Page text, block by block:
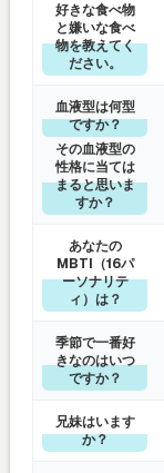
好きな食べ物
と嫌いな食べ
物を教えてく
ださい。
血液型は何型
ですか？
その血液型の
性格に当ては
まると思いま
すか？
あなたの
MBTI（16パ
ーソナリテ
ィ）は？
季節で一番好
きなのはいつ
ですか？
兄妹はいます
か？